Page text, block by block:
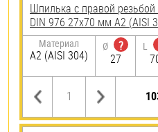
Шпилька с правой резьбой
DIN 976 27х70 мм А2 (AISI
Материал
А2 (AISI 304)
Ø
?
27
L